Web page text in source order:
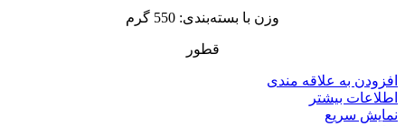
وزن با بسته‌بندی: 550 گرم
قطور
افزودن به علاقه مندی
اطلاعات بیشتر
نمایش سریع